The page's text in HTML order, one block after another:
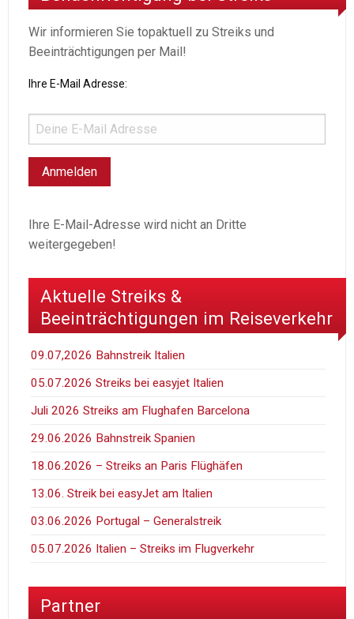
Wir informieren Sie topaktuell zu Streiks und
Beeinträchtigungen per Mail!
Ihre E-Mail Adresse:
Ihre E-Mail-Adresse wird nicht an Dritte
weitergegeben!
Aktuelle Streiks &
Beeinträchtigungen im Reiseverkehr
09.07,2026 Bahnstreik Italien
05.07.2026 Streiks bei easyjet Italien
Juli 2026 Streiks am Flughafen Barcelona
29.06.2026 Bahnstreik Spanien
18.06.2026 – Streiks an Paris Flüghäfen
13.06. Streik bei easyJet am Italien
03.06.2026 Portugal – Generalstreik
05.07.2026 Italien – Streiks im Flugverkehr
Partner